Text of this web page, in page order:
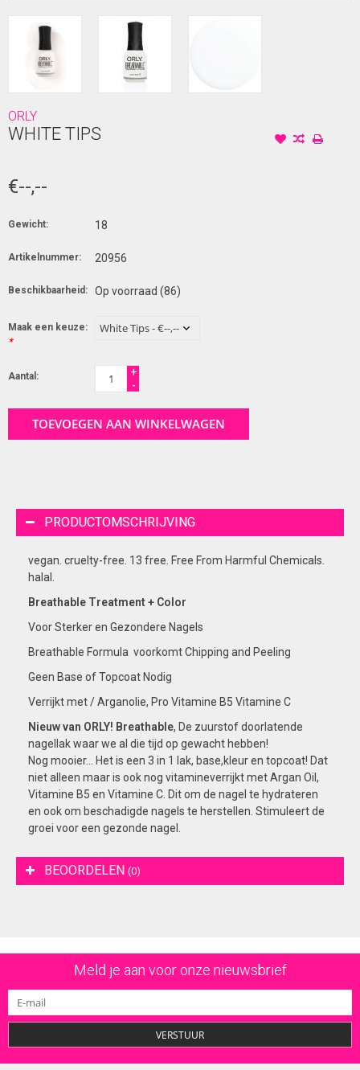
ORLY
WHITE TIPS
€--,--
Gewicht: 18
Artikelnummer: 20956
Beschikbaarheid: Op voorraad (86)
Maak een keuze:
*
Aantal:
+
-
TOEVOEGEN AAN WINKELWAGEN
PRODUCTOMSCHRIJVING
vegan. cruelty-free. 13 free. Free From Harmful Chemicals.
halal.
Breathable Treatment + Color
Voor Sterker en Gezondere Nagels
Breathable Formula voorkomt Chipping and Peeling
Geen Base of Topcoat Nodig
Verrijkt met / Arganolie, Pro Vitamine B5 Vitamine C
Nieuw van ORLY! Breathable, De zuurstof doorlatende
nagellak waar we al die tijd op gewacht hebben!
Nog mooier... Het is een 3 in 1 lak, base,kleur en topcoat! Dat
niet alleen maar is ook nog vitamineverrijkt met Argan Oil,
Vitamine B5 en Vitamine C. Dit om de nagel te hydrateren
en ook om beschadigde nagels te herstellen. Stimuleert de
groei voor een gezonde nagel.
BEOORDELEN (0)
Meld je aan voor onze nieuwsbrief
VERSTUUR